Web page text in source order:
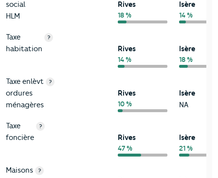
social
HLM
Rives
18 %
Isère
14 %
Taxe
habitation
?
Rives
14 %
Isère
18 %
Taxe enlèvt
ordures
ménagères
?
Rives
10 %
Isère
NA
Taxe
foncière
?
Rives
47 %
Isère
21 %
Maisons ?